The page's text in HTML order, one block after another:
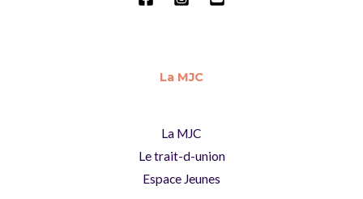
La MJC
La MJC
Le trait-d-union
Espace Jeunes